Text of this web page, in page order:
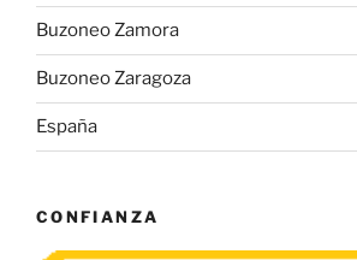
Buzoneo Zamora
Buzoneo Zaragoza
España
CONFIANZA